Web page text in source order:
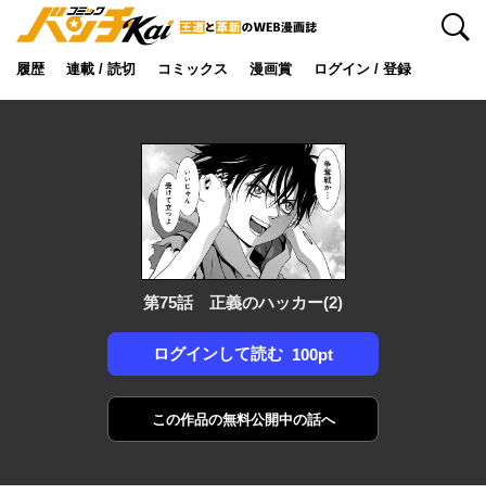
履歴 連載 / 読切 コミックス 漫画賞 ログイン / 登録
検索
第75話 正義のハッカー(2)
ログインして読む 100pt
この作品の無料公開中の話へ